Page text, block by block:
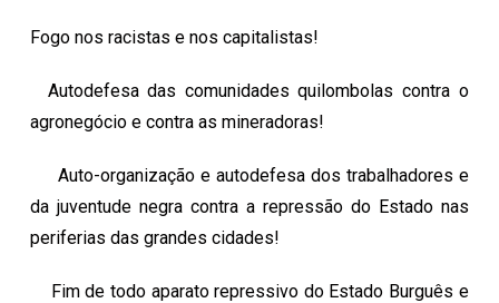
Fogo nos racistas e nos capitalistas!
Autodefesa das comunidades quilombolas contra o
agronegócio e contra as mineradoras!
Auto-organização e autodefesa dos trabalhadores e
da juventude negra contra a repressão do Estado nas
periferias das grandes cidades!
Fim de todo aparato repressivo do Estado Burguês e